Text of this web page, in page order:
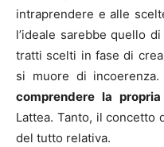
intraprendere e alle
l’ideale sarebbe quello
tratti scelti in fase di
si muore di
comprendere la
Lattea. Tanto, il concetto
del tutto relativa.